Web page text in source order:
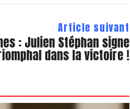
Article suivant
: Julien Stéphan signe
dans la victoire !